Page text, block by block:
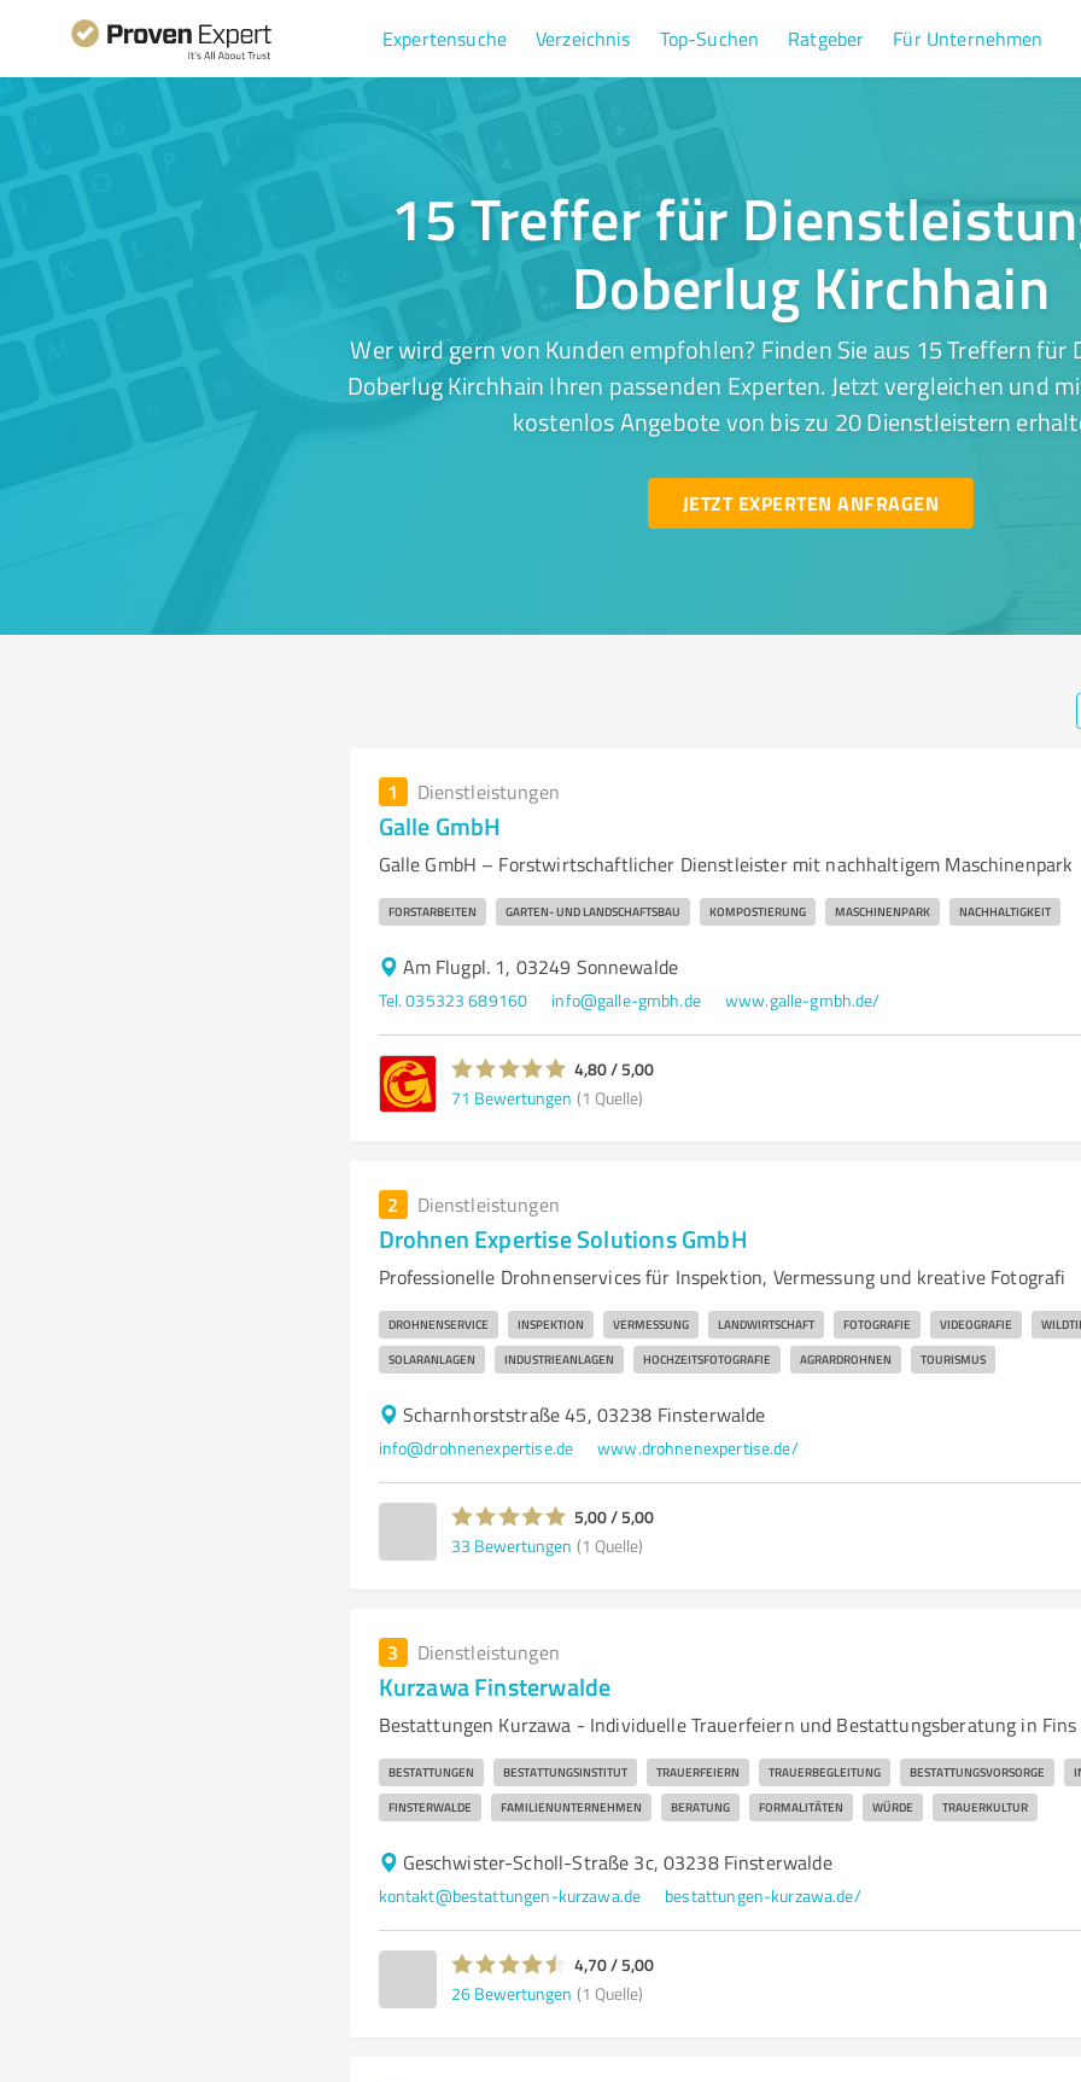
Expertensuche Verzeichnis Top-Suchen Ratgeber Für Unternehmen
15 Treffer für
Doberlug Kirchhain
Wer wird gern von Kunden empfohlen? Finden Sie aus 15 Treffern für
Doberlug Kirchhain Ihren passenden Experten. Jetzt vergleichen und
kostenlos Angebote von bis zu 20 Dienstleistern
JETZT EXPERTEN ANFRAGEN
1 Dienstleistungen
Galle GmbH
Galle GmbH – Forstwirtschaftlicher Dienstleister mit nachhaltigem Maschinenpark
FORSTARBEITEN GARTEN- UND LANDSCHAFTSBAU KOMPOSTIERUNG MASCHINENPARK NACHHALTIGKEIT
Am Flugpl. 1, 03249 Sonnewalde
Tel. 035323 689160 info@galle-gmbh.de www.galle-gmbh.de/
4,80 / 5,00
71 Bewertungen (1 Quelle)
2 Dienstleistungen
Drohnen Expertise Solutions GmbH
Professionelle Drohnenservices für Inspektion, Vermessung und kreative Fotografi
DROHNENSERVICE INSPEKTION VERMESSUNG LANDWIRTSCHAFT FOTOGRAFIE VIDEOGRAFIE
SOLARANLAGEN INDUSTRIEANLAGEN HOCHZEITSFOTOGRAFIE AGRARDROHNEN TOURISMUS
Scharnhorststraße 45, 03238 Finsterwalde
info@drohnenexpertise.de www.drohnenexpertise.de/
5,00 / 5,00
33 Bewertungen (1 Quelle)
3 Dienstleistungen
Kurzawa Finsterwalde
Bestattungen Kurzawa - Individuelle Trauerfeiern und Bestattungsberatung in Fins
BESTATTUNGEN BESTATTUNGSINSTITUT TRAUERFEIERN TRAUERBEGLEITUNG BESTATTUNGSVORSORGE
FINSTERWALDE FAMILIENUNTERNEHMEN BERATUNG FORMALITÄTEN WÜRDE TRAUERKULTUR
Geschwister-Scholl-Straße 3c, 03238 Finsterwalde
kontakt@bestattungen-kurzawa.de bestattungen-kurzawa.de/
4,70 / 5,00
26 Bewertungen (1 Quelle)